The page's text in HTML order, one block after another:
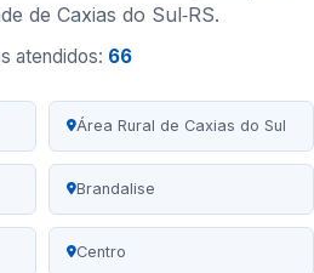
de Caxias do Sul‑RS.
atendidos: 66
Área Rural de Caxias do Sul
Brandalise
Centro